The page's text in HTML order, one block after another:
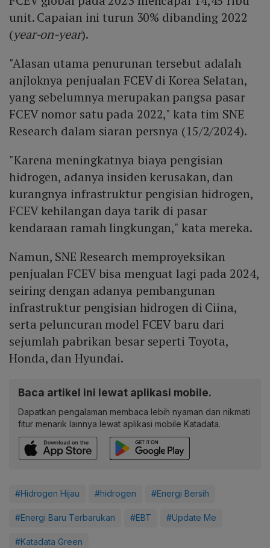
unit. Capaian ini turun 30% dibanding 2022
(year-on-year).
"Alasan utama penurunan tersebut adalah
anjloknya penjualan FCEV di Korea Selatan,
yang sebelumnya merupakan pangsa pasar
FCEV nomor satu pada 2022," kata tim SNE
Research dalam siaran persnya (15/2/2024).
"Karena meningkatnya biaya pengisian
hidrogen, adanya insiden kerusakan, dan
kurangnya infrastruktur pengisian hidrogen,
FCEV kehilangan daya tarik di pasar
kendaraan ramah lingkungan," kata mereka.
Namun, SNE Research memproyeksikan
penjualan FCEV bisa menguat lagi pada 2024,
seiring dengan adanya pembangunan
infrastruktur pengisian hidrogen di Ciina,
serta peluncuran model FCEV baru dari
sejumlah pabrikan besar seperti Toyota,
Honda, dan Hyundai.
Baca artikel ini lewat aplikasi mobile.
Dapatkan pengalaman membaca lebih nyaman dan nikmati
fitur menarik lainnya lewat aplikasi mobile Katadata.
#Hidrogen Hijau #hidrogen #Energi Bersih
#Energi Baru Terbarukan #EBT #Update Me
#Katadata Green